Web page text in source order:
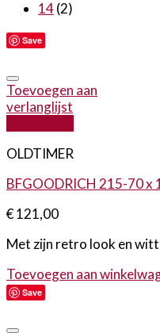
14(2)
Save
Toevoegen aan
verlanglijst
OLDTIMER
BFGOODRICH 215-70 x
€121,00
Met zijn retro look en
Toevoegen aan
Save